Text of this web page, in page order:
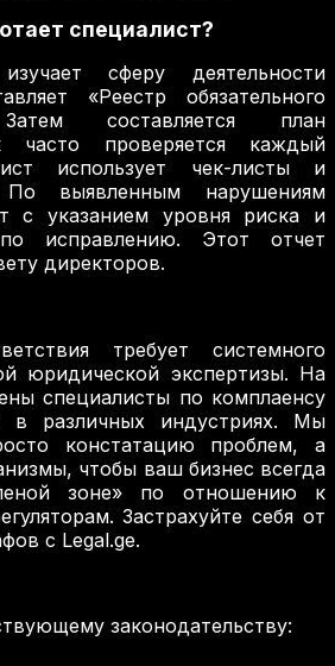
специалист?
сферу деятельности
«Реестр обязательного
Затем составляется план
часто проверяется каждый
использует чек-листы и
выявленным нарушениям
с указанием уровня риска и
исправлению. Этот отчет
директоров.
требует системного
юридической экспертизы. На
специалисты по комплаенсу
различных индустриях. Мы
констатацию проблем, а
чтобы ваш бизнес всегда
зоне» по отношению к
Застрахуйте себя от
с Legal.ge.
законодательству: